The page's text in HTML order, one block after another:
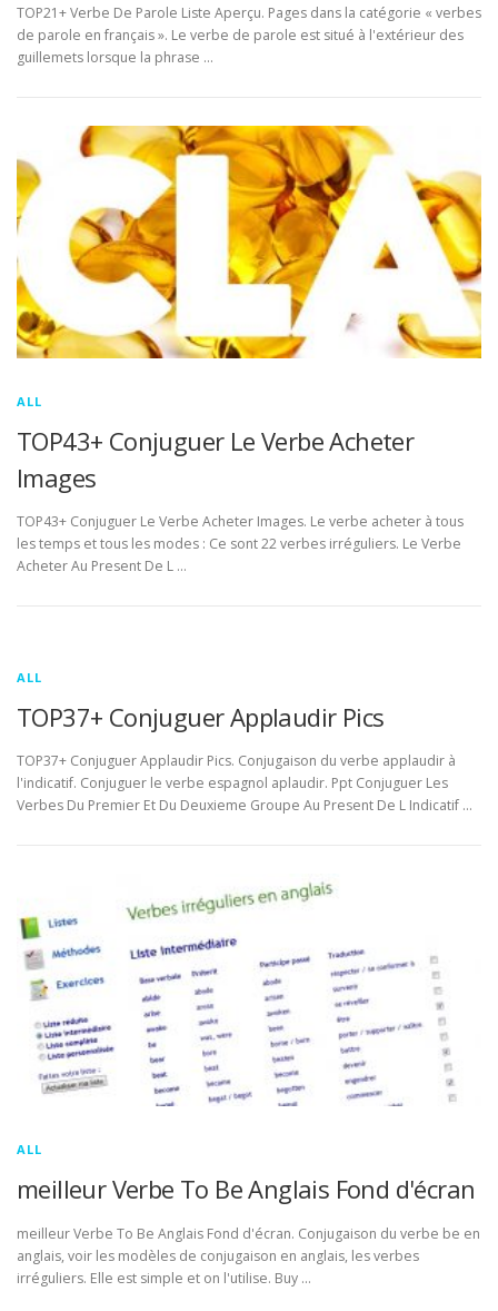
TOP21+ Verbe De Parole Liste Aperçu. Pages dans la catégorie « verbes
de parole en français ». Le verbe de parole est situé à l'extérieur des
guillemets lorsque la phrase …
ALL
TOP43+ Conjuguer Le Verbe Acheter
Images
TOP43+ Conjuguer Le Verbe Acheter Images. Le verbe acheter à tous
les temps et tous les modes : Ce sont 22 verbes irréguliers. Le Verbe
Acheter Au Present De L …
ALL
TOP37+ Conjuguer Applaudir Pics
TOP37+ Conjuguer Applaudir Pics. Conjugaison du verbe applaudir à
l'indicatif. Conjuguer le verbe espagnol aplaudir. Ppt Conjuguer Les
Verbes Du Premier Et Du Deuxieme Groupe Au Present De L Indicatif …
ALL
meilleur Verbe To Be Anglais Fond d'écran
meilleur Verbe To Be Anglais Fond d'écran. Conjugaison du verbe be en
anglais, voir les modèles de conjugaison en anglais, les verbes
irréguliers. Elle est simple et on l'utilise. Buy …